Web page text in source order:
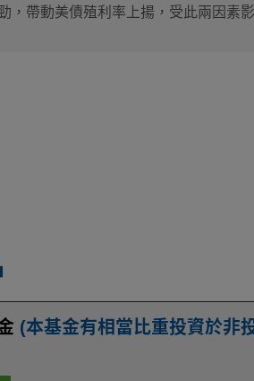
，帶動美債殖利率上揚，受此兩因素
，仍拖累股價下跌14.85%。NBI生技
(本基金有相當比重投資於非